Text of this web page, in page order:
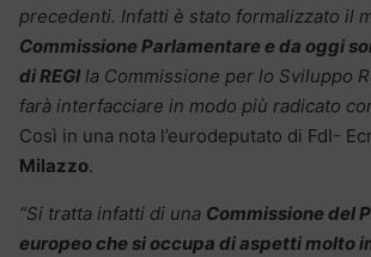
precedenti. Infatti è stato formalizzato il
Commissione Parlamentare e da oggi
di REGI la Commissione per lo Sviluppo
farà interfacciare in modo più radicato
Così in una nota l’eurodeputato di FdI- Ecr
Milazzo.
“Si tratta infatti di una Commissione del
europeo che si occupa di aspetti molto